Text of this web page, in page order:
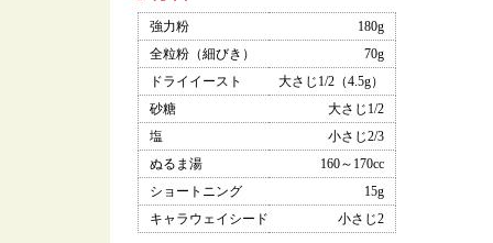
強力粉
180g
全粒粉（細びき）
70g
ドライイースト
大さじ1/2（4.5g）
砂糖
大さじ1/2
塩
小さじ2/3
ぬるま湯
160～170cc
ショートニング
15g
キャラウェイシード
小さじ2